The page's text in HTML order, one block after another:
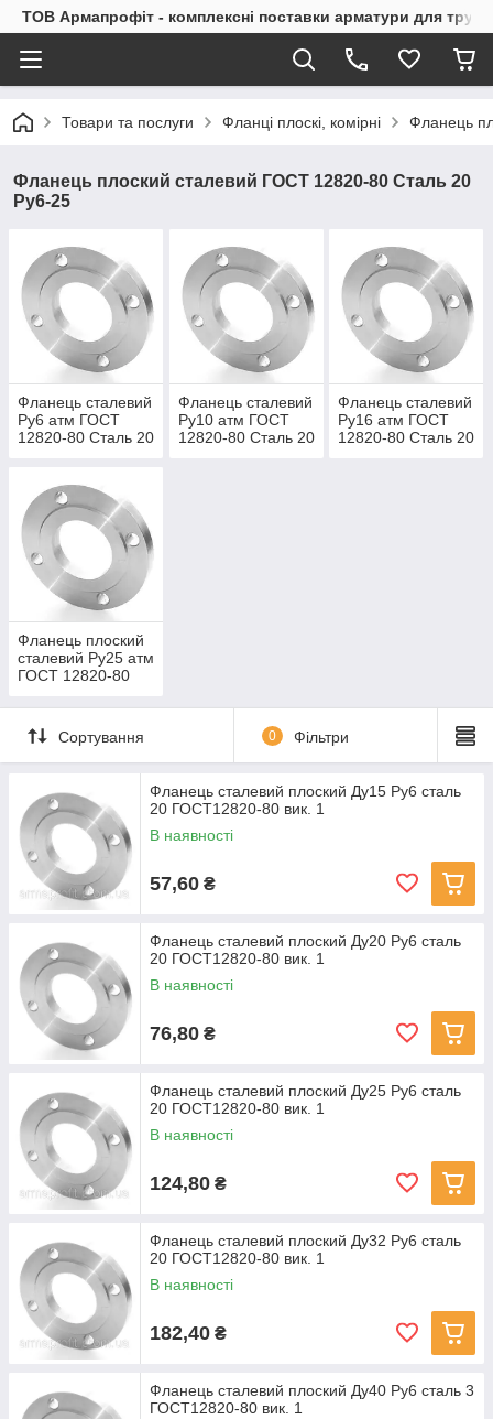
ТОВ Армапрофіт - комплексні поставки арматури для
Товари та послуги Фланці плоскі, комірні Фланець
Фланець плоский сталевий ГОСТ 12820-80 Сталь 20
Ру6-25
Фланець сталевий
Ру6 атм ГОСТ
12820-80 Сталь 20
Фланець сталевий
Ру10 атм ГОСТ
12820-80 Сталь 20
Фланець сталевий
Ру16 атм ГОСТ
12820-80 Сталь 20
Фланець плоский
сталевий Ру25 атм
ГОСТ 12820-80
Сортування 0 Фільтри
Фланець сталевий плоский Ду15 Ру6 сталь
20 ГОСТ12820-80 вик. 1
В наявності
57,60 ₴
Фланець сталевий плоский Ду20 Ру6 сталь
20 ГОСТ12820-80 вик. 1
В наявності
76,80 ₴
Фланець сталевий плоский Ду25 Ру6 сталь
20 ГОСТ12820-80 вик. 1
В наявності
124,80 ₴
Фланець сталевий плоский Ду32 Ру6 сталь
20 ГОСТ12820-80 вик. 1
В наявності
182,40 ₴
Фланець сталевий плоский Ду40 Ру6 сталь 3
ГОСТ12820-80 вик. 1